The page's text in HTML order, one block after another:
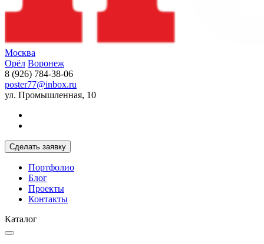
Москва
Орёл Воронеж
8 (926) 784-38-06
poster77@inbox.ru
ул. Промышленная, 10
Сделать заявку
Портфолио
Блог
Проекты
Контакты
Каталог